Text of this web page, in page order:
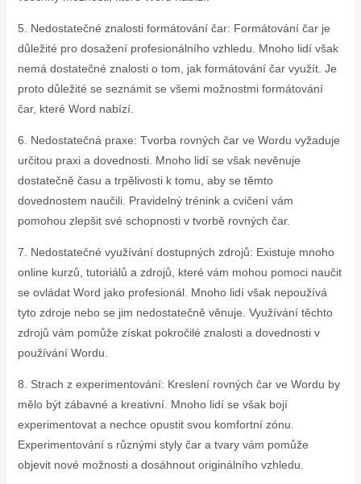
5. Nedostatečné znalosti formátování čar: Formátování čar je
důležité pro dosažení profesionálního vzhledu. Mnoho lidí však
nemá dostatečné znalosti o tom, jak formátování čar využít. Je
proto důležité se seznámit se všemi možnostmi formátování
čar, které Word nabízí.
6. Nedostatečná praxe: Tvorba rovných čar ve Wordu vyžaduje
určitou praxi a dovednosti. Mnoho lidí se však nevěnuje
dostatečně času a trpělivosti k tomu, aby se těmto
dovednostem naučili. Pravidelný trénink a cvičení vám
pomohou zlepšit své schopnosti v tvorbě rovných čar.
7. Nedostatečné využívání dostupných zdrojů: Existuje mnoho
online kurzů, tutoriálů a zdrojů, které vám mohou pomoci naučit
se ovládat Word jako profesionál. Mnoho lidí však nepoužívá
tyto zdroje nebo se jim nedostatečně věnuje. Využívání těchto
zdrojů vám pomůže získat pokročilé znalosti a dovednosti v
používání Wordu.
8. Strach z experimentování: Kreslení rovných čar ve Wordu by
mělo být zábavné a kreativní. Mnoho lidí se však bojí
experimentovat a nechce opustit svou komfortní zónu.
Experimentování s různými styly čar a tvary vám pomůže
objevit nové možnosti a dosáhnout originálního vzhledu.